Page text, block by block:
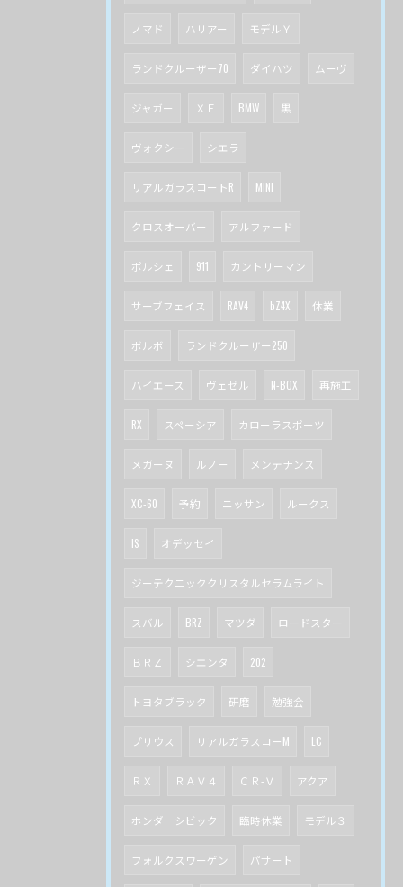
ノマド ハリアー モデルＹ
ランドクルーザー70 ダイハツ ムーヴ
ジャガー ＸＦ BMW 黒
ヴォクシー シエラ
リアルガラスコートR MINI
クロスオーバー アルファード
ポルシェ 911 カントリーマン
サーブフェイス RAV4 bZ4X 休業
ボルボ ランドクルーザー250
ハイエース ヴェゼル N-BOX 再施工
RX スペーシア カローラスポーツ
メガーヌ ルノー メンテナンス
XC-60 予約 ニッサン ルークス
IS オデッセイ
ジーテクニッククリスタルセラムライト
スバル BRZ マツダ ロードスター
ＢＲＺ シエンタ 202
トヨタブラック 研磨 勉強会
プリウス リアルガラスコーM LC
ＲＸ ＲＡＶ４ ＣＲ-Ｖ アクア
ホンダ シビック 臨時休業 モデル３
フォルクスワーゲン パサート